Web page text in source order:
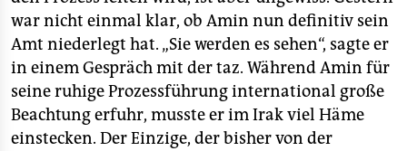
war nicht einmal klar, ob Amin nun definitiv sein
Amt niederlegt hat. „Sie werden es sehen“, sagte er
in einem Gespräch mit der taz. Während Amin für
seine ruhige Prozessführung international große
Beachtung erfuhr, musste er im Irak viel Häme
einstecken. Der Einzige, der bisher von der